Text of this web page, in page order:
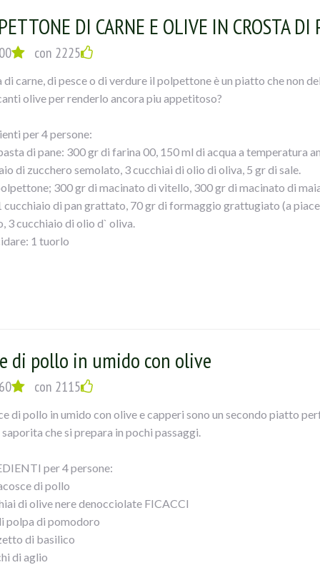
DI CARNE E OLIVE IN CROSTA DI
con 2225
di carne, di pesce o di verdure il polpettone è un piatto che non
olive per renderlo ancora piu appetitoso?
per 4 persone:
di pane: 300 gr di farina 00, 150 ml di acqua a temperatura
di zucchero semolato, 3 cucchiai di olio di oliva, 5 gr di sale.
300 gr di macinato di vitello, 300 gr di macinato di
cucchiaio di pan grattato, 70 gr di formaggio grattugiato (a
3 cucchiaio di olio d` oliva.
1 tuorlo
sciolto e impastate il composto. Unite anche il sale e l` olio.
aggiungete del pangrattato. Tagliate a rondelle le olive verdi e
su un foglio di carta forno e formate un cilindro. Fate
un foglio di carta forno leggermente infarinato allo spessore di
con l` impasto avendo cura di sigillarlo bene. Ricavate dalla
con olive a piacere.
di pollo in umido con olive
con 2115
di pollo in umido con olive e capperi sono un secondo piatto
che si prepara in pochi passaggi.
per 4 persone:
di pollo
di olive nere denocciolate FICACCI
polpa di pomodoro
di basilico
di aglio